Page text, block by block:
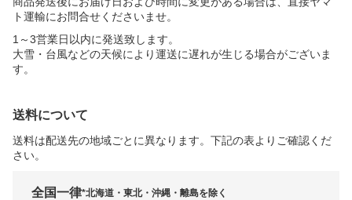
ト運輸にお問合せくださいませ。
1～3営業日以内に発送致します。
大雪・台風などの天候により運送に遅れが生じる場合がございま
す。
送料について
送料は配送先の地域ごとに異なります。下記の表よりご確認くだ
さい。
全国一律*北海道・東北・沖縄・離島を除く